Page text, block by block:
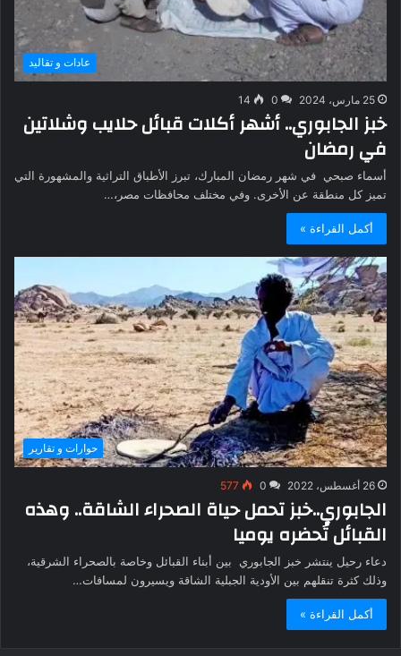
عادات و تقاليد
25 مارس، 2024 0
14
خبز الجابوري.. أشهر أكلات قبائل حلايب وشلاتين
في رمضان
أسماء صبحي في شهر رمضان المبارك، تبرز الأطباق التراثية والمشهورة التي
تميز كل منطقة عن الأخرى. وفي مختلف محافظات مصر،…
أكمل القراءة »
حوارات و تقارير
26 أغسطس، 2022 0
577
الجابوري..خبز تحمل حياة الصحراء الشاقة.. وهذه
القبائل تُحضره يوميا
دعاء رحيل ينتشر خبز الجابوري بين أبناء القبائل وخاصة بالصحراء الشرقية،
وذلك كثرة تنقلهم بين الأودية الجبلية الشاقة ويسيرون لمسافات…
أكمل القراءة »